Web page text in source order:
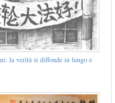
la verità si diffonde in lungo e